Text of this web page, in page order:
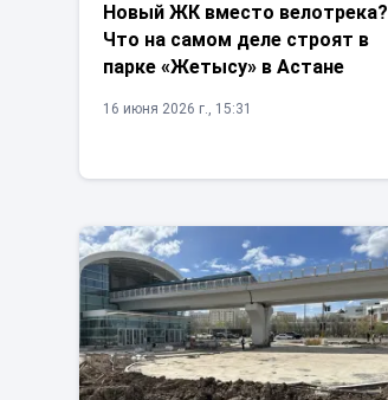
Новый ЖК вместо велотрека?
Что на самом деле строят в
парке «Жетысу» в Астане
16 июня 2026 г., 15:31